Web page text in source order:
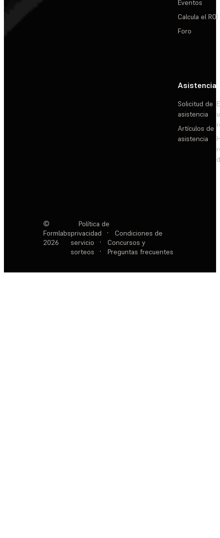
Eventos
Calcula el ROI
Foro
Asistencia
Solicitud de
asistencia
Artículos de
asistencia
©
Formlabs
2026
Política de
privacidad
·
Condiciones de
servicio
·
Concursos y
sorteos
· Preguntas frecuentes